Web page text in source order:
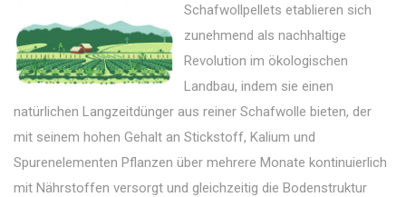
Schafwollpellets etablieren sich
zunehmend als nachhaltige
Revolution im ökologischen
Landbau, indem sie einen
natürlichen Langzeitdünger aus reiner Schafwolle bieten, der
mit seinem hohen Gehalt an Stickstoff, Kalium und
Spurenelementen Pflanzen über mehrere Monate kontinuierlich
mit Nährstoffen versorgt und gleichzeitig die Bodenstruktur